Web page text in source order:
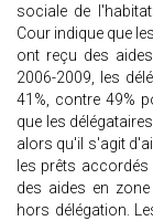
sociale de
Cour indique que
ont reçu des
2006-2009, les
41%, contre 49%
que les
alors qu'il s'agit
les prêts
des aides en
hors délégation.